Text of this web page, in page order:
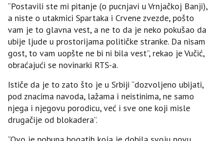
“Postavili ste mi pitanje (o pucnjavi u Vrnjačkoj Banji),
a niste o utakmici Spartaka i Crvene zvezde, pošto
vam je to glavna vest, a ne to da je neko pokušao da
ubije ljude u prostorijama političke stranke. Da nisam
gost, to vam uopšte ne bi ni bila vest”, rekao je Vučić,
obraćajući se novinarki RTS-a.
Ističe da je to zato što je u Srbiji “dozvoljeno ubijati,
pod znacima navoda, lažama i neistinima, ne samo
njega i njegovu porodicu, već i sve one koji misle
drugačije od blokadera”.